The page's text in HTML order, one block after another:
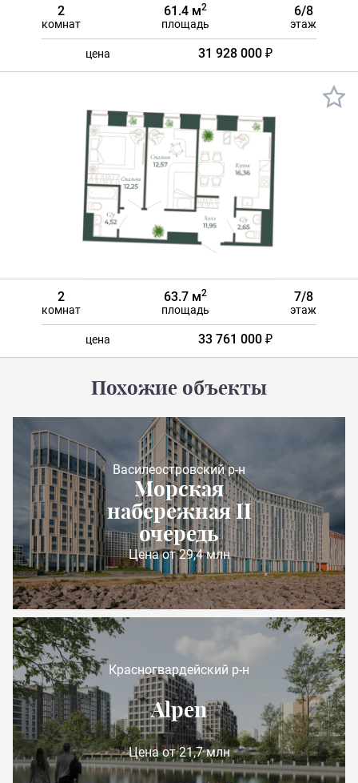
2
комнат
61.4 м2
площадь
6/8
этаж
цена 31 928 000 ₽
2
комнат
63.7 м2
площадь
7/8
этаж
цена 33 761 000 ₽
Похожие объекты
Василеостровский р-н
Морская
набережная II
очередь
Цена от 29,4 млн
Красногвардейский р-н
Alpen
Цена от 21,7 млн